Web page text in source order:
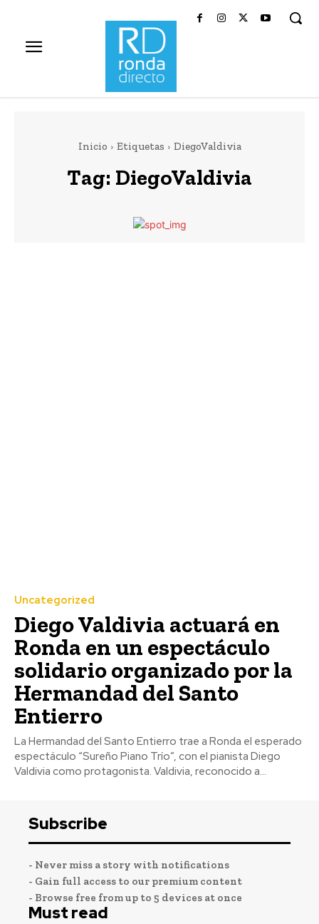
Inicio Etiquetas DiegoValdivia
Tag: DiegoValdivia
Uncategorized
Diego Valdivia actuará en
Ronda en un espectáculo
solidario organizado por la
Hermandad del Santo
Entierro
La Hermandad del Santo Entierro trae a Ronda el esperado
espectáculo “Sureño Piano Trío”, con el pianista Diego
Valdivia como protagonista. Valdivia, reconocido a...
Subscribe
- Never miss a story with notifications
- Gain full access to our premium content
- Browse free from up to 5 devices at once
Must read